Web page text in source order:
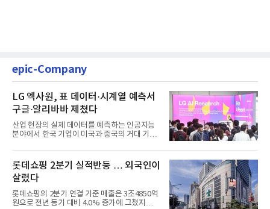
epic-Company
LG 엑사원, 표 데이터·시계열 예측서
구글·알리바바 제쳤다
산업 현장의 실제 데이터를 예측하는 인공지능
분야에서 한국 기업이 미국과 중국의 거대 기술
롯데쇼핑 2분기 실적반등 … 외국인이
살렸다
롯데쇼핑의 2분기 연결 기준 매출은 3조4850억
원으로 전년 동기 대비 4.0% 증가에 그쳤지만,